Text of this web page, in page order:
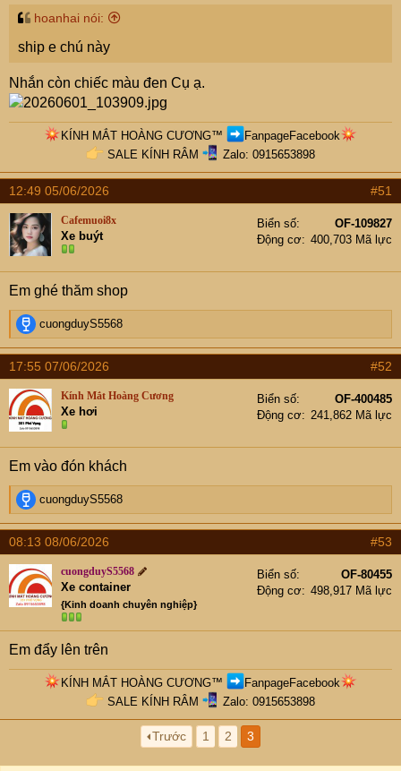
hoanhai nói:
ship e chú này
Nhắn còn chiếc màu đen Cụ ạ.
KÍNH MẮT HOÀNG CƯƠNG™
FanpageFacebook
SALE KÍNH RÂM
Zalo: 0915653898​
12:49 05/06/2026 #51
Cafemuoi8x
Xe buýt
Biển số
OF-109827
Động cơ
400,703 Mã lực
Em ghé thăm shop
R
e
a
c
t
i
o
n
s
:
cuongduyS5568
17:55 07/06/2026 #52
Kính Mắt Hoàng Cương
Xe hơi
Biển số
OF-400485
Động cơ
241,862 Mã lực
Em vào đón khách
R
e
a
c
t
i
o
n
:
cuongduyS5568
08:13 08/06/2026 #53
cuongduyS5568
Xe container
{Kinh doanh chuyên nghiệp}
Biển số
OF-80455
Động cơ
498,917 Mã lực
Em đẩy lên trên
KÍNH MẮT HOÀNG CƯƠNG™
FanpageFacebook
SALE KÍNH RÂM
Zalo: 0915653898​
Trước 1 2 3